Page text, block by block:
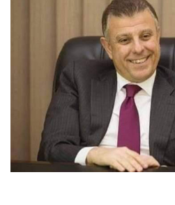
تواصل معنا
هيئة التدريس